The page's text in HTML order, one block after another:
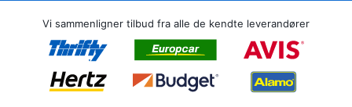
Vi sammenligner tilbud fra alle de kendte leverandører